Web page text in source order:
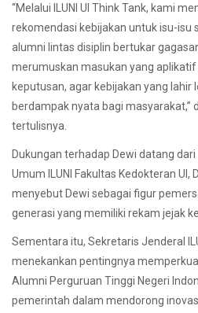
“Melalui ILUNI UI Think Tank, kami
rekomendasi kebijakan untuk isu-isu
alumni lintas disiplin bertukar
merumuskan masukan yang aplikatif
keputusan, agar kebijakan yang lahir
berdampak nyata bagi masyarakat,”
tertulisnya.
Dukungan terhadap Dewi datang
Umum ILUNI Fakultas Kedokteran UI,
menyebut Dewi sebagai figur
generasi yang memiliki rekam jejak
Sementara itu, Sekretaris Jenderal
menekankan pentingnya
Alumni Perguruan Tinggi Negeri
pemerintah dalam mendorong